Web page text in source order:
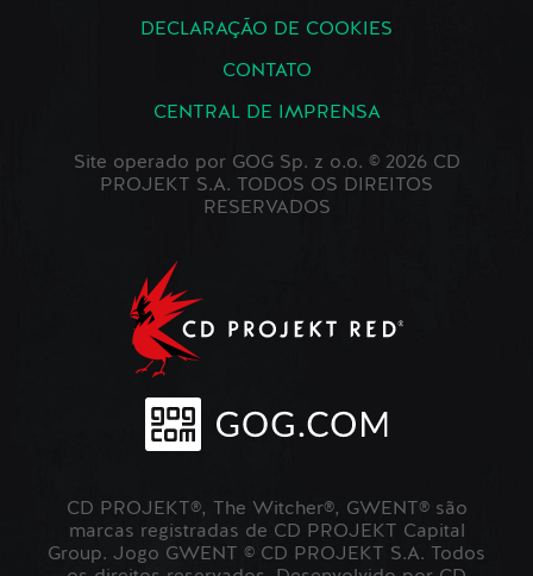
DECLARAÇÃO DE COOKIES
CONTATO
CENTRAL DE IMPRENSA
Site operado por GOG Sp. z o.o. © 2026 CD
PROJEKT S.A. TODOS OS DIREITOS
RESERVADOS
CD PROJEKT®, The Witcher®, GWENT® são
marcas registradas de CD PROJEKT Capital
Group. Jogo GWENT © CD PROJEKT S.A. Todos